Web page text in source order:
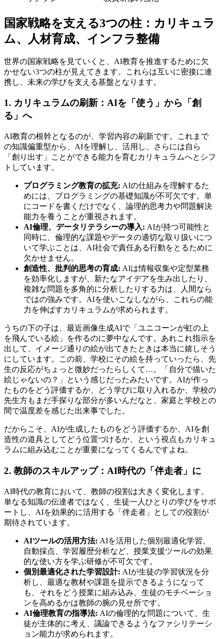
国家戦略を支える3つの柱：カリキュラ
ム、人材育成、インフラ整備
世界の国家戦略を見ていくと、AI教育を推進するために欠
かせない3つの柱が見えてきます。これらは互いに密接に連
携し、未来の学びを支える基盤となります。
1. カリキュラムの刷新：AIを「使う」から「創
る」へ
AI教育の根幹となるのが、学習内容の刷新です。これまで
の知識偏重型から、AIを理解し、活用し、さらには自ら
「創り出す」ことができる能力を育むカリキュラムへとシフ
トしています。
プログラミング教育の拡充: AIの仕組みを理解するた
めには、プログラミングの基礎知識が不可欠です。単
にコードを書くだけでなく、論理的思考力や問題解決
能力を養うことが重視されます。
AI倫理、データリテラシーの導入: AIが持つ可能性と
同時に、倫理的な課題やデータの適切な取り扱いにつ
いて学ぶことは、AI社会で責任ある行動をとるために
欠かせません。
創造性、批判的思考の育成: AIは情報収集や定型業務
を効率化しますが、新たなアイデアを生み出したり、
複雑な問題を多角的に分析したりする力は、人間なら
ではの強みです。AIを使いこなしながら、これらの能
力を伸ばすカリキュラムが求められます。
うちの下の子は、最近画像生成AIで「ユニコーンが虹の上
を飛んでいる絵」を作るのに夢中なんです。あれこれ指示を
出して、イメージ通りの絵が出てきたときは本当に嬉しそう
にしています。この前、学校にその絵を持っていったら、先
生の反応がちょっと微妙だったらしくて…。「自分で描いた
絵じゃないの？」という感じだったみたいです。AIが作っ
たものをどう評価するか、どう学びに取り入れるか、学校の
先生方もまだ手探りな部分が多いんだなと、家庭と学校との
間で温度差を感じた出来事でした。
だからこそ、AIが生成したものをどう評価するか、AIを創
造性の道具としてどう位置づけるか、という視点もカリキュ
ラムに組み込むことが重要になってくるんですよね。
2. 教師のスキルアップ：AI時代の「伴走者」に
AI時代の教育において、教師の役割は大きく変化します。
単なる知識の伝達者ではなく、生徒一人ひとりの学びをサポ
ートし、AIを効果的に活用する「伴走者」としての役割が
期待されています。
AIツールの活用方法: AIを活用した個別最適化学習、
自動採点、学習履歴分析など、授業支援ツールの効果
的な使い方を学ぶ研修が不可欠です。
個別最適化された学習設計: AIが生徒の学習状況を分
析し、最適な教材や課題を提示できるようになって
も、それをどう授業に組み込み、生徒のモチベーショ
ンを高めるかは教師の腕の見せ所です。
AI倫理教育の指導法: AIの倫理的な問題について、生
徒が主体的に考え、議論できるようなファシリテーシ
ョン能力が求められます。